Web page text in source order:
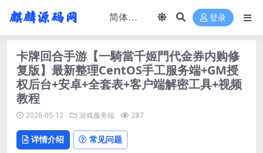
登录
卡牌回合手游【一騎當千姬門代金券内购修
复版】最新整理CentOS手工服务端+GM授
权后台+安卓+全套表+客户端解密工具+视频
教程
2026-05-12 游戏服务端 287
详情介绍 常见问题